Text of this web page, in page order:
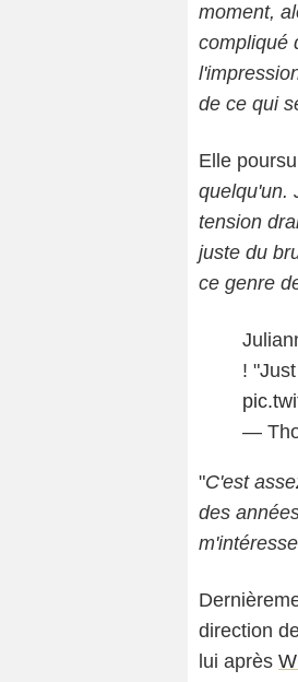
moment,
compliqué
de ce qui
Elle
quelqu'un.
tension
juste du
ce genre
!
—
"C'est
des
direction
lui après